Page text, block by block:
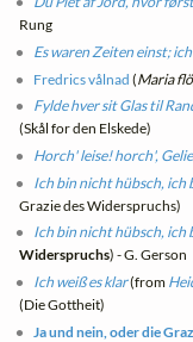
Rung
Es waren Zeiten einst;
Fredrics vålnad (Maria
Fylde hver sit Glas til
(Skål for den Elskede)
Horch' leise! horch',
Ich bin nicht hübsch, ich
Grazie des Widerspruchs)
Ich bin nicht hübsch, ich
Widerspruchs) - G. Gerson
Ich weiß es klar(from
(Die Gottheit)
Ja und nein, oder die